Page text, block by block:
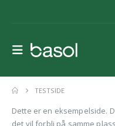
TESTSIDE
Dette er en eksempelside.
det vil forbli på samme